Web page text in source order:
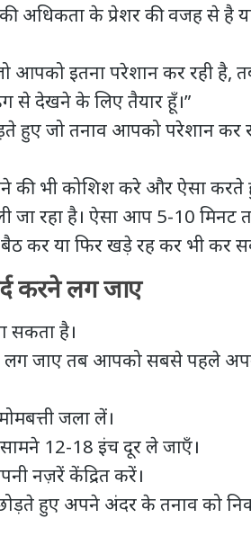
अधिकता के प्रेशर की वजह से है
आपको इतना परेशान कर रही है,
से देखने के लिए तैयार हूँ।”
हुए जो तनाव आपको परेशान कर
की भी कोशिश करे और ऐसा
जा रहा है। ऐसा आप 5-10 मिनट
बैठ कर या फिर खड़े रह कर भी कर
करने लग जाए
है।
लग जाए तब आपको सबसे पहले
जला लें।
12-18 इंच दूर ले जाएँ।
नज़रें केंद्रित करें।
हुए अपने अंदर के तनाव को